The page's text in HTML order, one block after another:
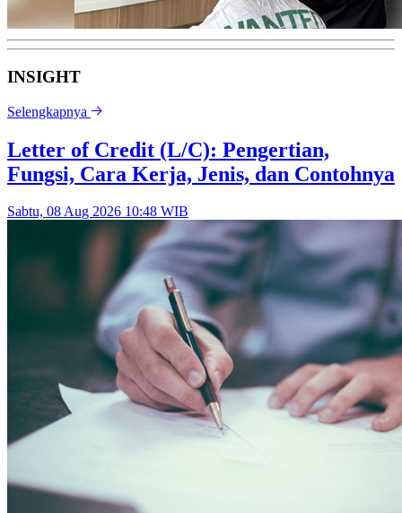
INSIGHT
Selengkapnya
Letter of Credit (L/C): Pengertian,
Fungsi, Cara Kerja, Jenis, dan Contohnya
Sabtu, 08 Aug 2026 10:48 WIB